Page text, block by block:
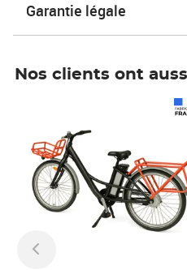
Garantie légale
Nos clients ont